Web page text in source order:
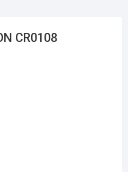
CR0108